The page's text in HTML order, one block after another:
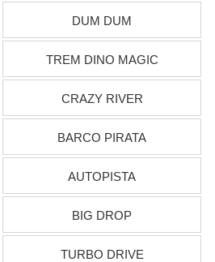
DUM DUM
TREM DINO MAGIC
CRAZY RIVER
BARCO PIRATA
AUTOPISTA
BIG DROP
TURBO DRIVE